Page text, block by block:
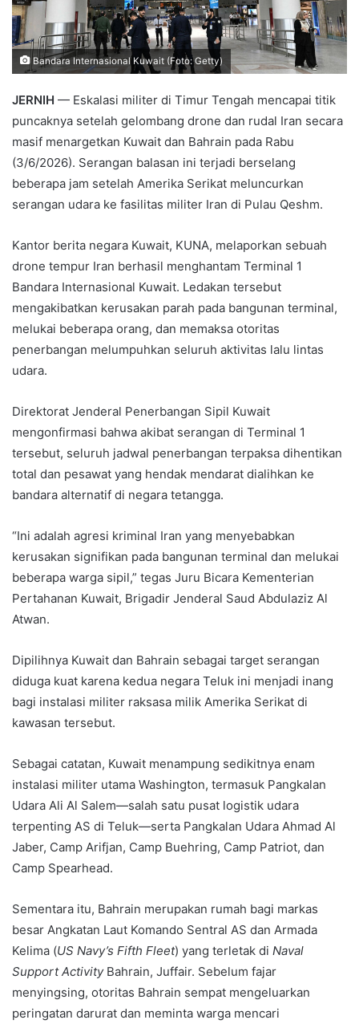
Bandara Internasional Kuwait (Foto: Getty)
JERNIH — Eskalasi militer di Timur Tengah mencapai titik
puncaknya setelah gelombang drone dan rudal Iran secara
masif menargetkan Kuwait dan Bahrain pada Rabu
(3/6/2026). Serangan balasan ini terjadi berselang
beberapa jam setelah Amerika Serikat meluncurkan
serangan udara ke fasilitas militer Iran di Pulau Qeshm.
Kantor berita negara Kuwait, KUNA, melaporkan sebuah
drone tempur Iran berhasil menghantam Terminal 1
Bandara Internasional Kuwait. Ledakan tersebut
mengakibatkan kerusakan parah pada bangunan terminal,
melukai beberapa orang, dan memaksa otoritas
penerbangan melumpuhkan seluruh aktivitas lalu lintas
udara.
Direktorat Jenderal Penerbangan Sipil Kuwait
mengonfirmasi bahwa akibat serangan di Terminal 1
tersebut, seluruh jadwal penerbangan terpaksa dihentikan
total dan pesawat yang hendak mendarat dialihkan ke
bandara alternatif di negara tetangga.
“Ini adalah agresi kriminal Iran yang menyebabkan
kerusakan signifikan pada bangunan terminal dan melukai
beberapa warga sipil,” tegas Juru Bicara Kementerian
Pertahanan Kuwait, Brigadir Jenderal Saud Abdulaziz Al
Atwan.
Dipilihnya Kuwait dan Bahrain sebagai target serangan
diduga kuat karena kedua negara Teluk ini menjadi inang
bagi instalasi militer raksasa milik Amerika Serikat di
kawasan tersebut.
Sebagai catatan, Kuwait menampung sedikitnya enam
instalasi militer utama Washington, termasuk Pangkalan
Udara Ali Al Salem—salah satu pusat logistik udara
terpenting AS di Teluk—serta Pangkalan Udara Ahmad Al
Jaber, Camp Arifjan, Camp Buehring, Camp Patriot, dan
Camp Spearhead.
Sementara itu, Bahrain merupakan rumah bagi markas
besar Angkatan Laut Komando Sentral AS dan Armada
Kelima (US Navy’s Fifth Fleet) yang terletak di Naval
Support ActivityBahrain, Juffair. Sebelum fajar
menyingsing, otoritas Bahrain sempat mengeluarkan
peringatan darurat dan meminta warga mencari